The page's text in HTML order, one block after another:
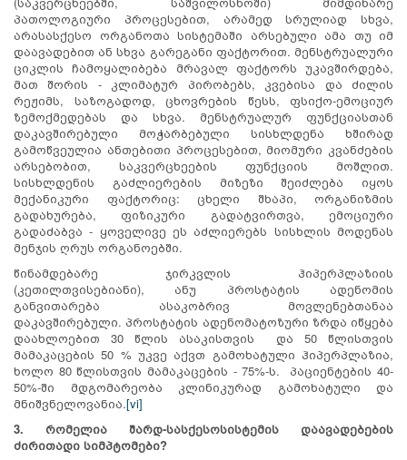
პათოლოგიური პროცესებით, არამედ სრულიად სხვა,
არასასქესო ორგანოთა სისტემაში არსებული ამა თუ იმ
დაავადებით ან სხვა გარეგანი ფაქტორით. მენსტრუალური
ციკლის ჩამოყალიბება მრავალ ფაქტორს უკავშირდება,
მათ შორის - კლიმატურ პირობებს, კვებისა და ძილის
რეჟიმს, საზოგადოდ, ცხოვრების წესს, ფსიქო-ემოციურ
ზემოქმედებას და სხვა. მენსტრუალურ ფუნქციასთან
დაკავშირებული მოჭარბებული სისხლდენა ხშირად
გამოწვეულია ანთებითი პროცესებით, მიომური კვანძების
არსებობით, საკვერცხეების ფუნქციის მოშლით.
სისხლდენის გაძლიერების მიზეზი შეიძლება იყოს
მექანიკური ფაქტორიც: ცხელი შხაპი, ორგანიზმის
გადახურება, ფიზიკური გადატვირთვა, ემოციური
გადაძაბვა - ყოველივე ეს აძლიერებს სისხლის მოდენას
მენჯის ღრუს ორგანოებში.
წინამდებარე ჯირკვლის ჰიპერპლაზიის
(კეთილთვისებიანი), ანუ პროსტატის ადენომის
განვითარება ასაკობრივ მოვლენებთანაა
დაკავშირებული. პროსტატის ადენომატოზური ზრდა იწყება
დაახლოებით 30 წლის ასაკისთვის და 50 წლისთვის
მამაკაცების 50 % უკვე აქვთ გამოხატული ჰიპერპლაზია,
ხოლო 80 წლისთვის მამაკაცების - 75%-ს. პაციენტების 40-
50%-ში მდგომარეობა კლინიკურად გამოხატული და
მნიშვნელოვანია.[vi]
3. რომელია შარდ-სასქესოსისტემის დაავადებების
ძირითადი სიმპტომები?